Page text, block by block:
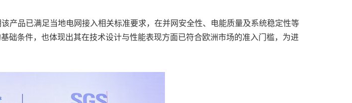
产品已满足当地电网接入相关标准要求，在并网安全性、电能质量及系统稳定性等
础条件，也体现出其在技术设计与性能表现方面已符合欧洲市场的准入门槛，为进